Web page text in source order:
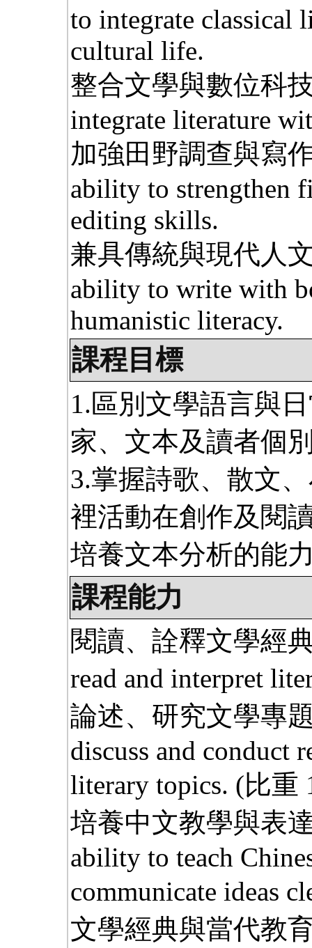
to integrate classical
cultural life.
整合文學與數位科
integrate literature
加強田野調查與寫
ability to strengthen
editing skills.
兼具傳統與現代人
ability to write with
humanistic literacy.
課程目標
1.區別文學語言與
家、文本及讀者個
3.掌握詩歌、散文
裡活動在創作及閱
培養文本分析的能
課程能力
閱讀、詮釋文學經
read and interpret
論述、研究文學專
discuss and conduct
literary topics. (比重
培養中文教學與表
ability to teach
communicate ideas
文學經典與當代教